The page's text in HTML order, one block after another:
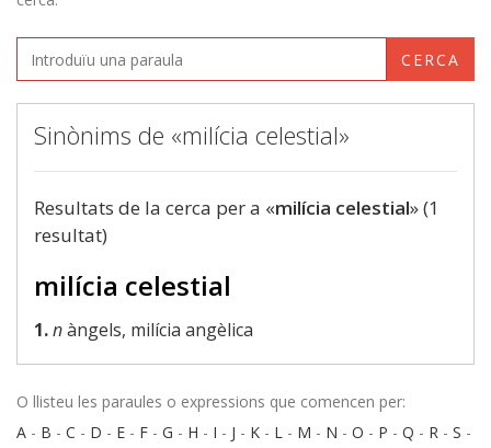
CERCA
Sinònims de «milícia celestial»
Resultats de la cerca per a «milícia celestial» (1
resultat)
milícia celestial
1.nàngels, milícia angèlica
O llisteu les paraules o expressions que comencen per:
A - B - C - D - E - F - G - H - I - J - K - L - M - N - O - P - Q - R - S -